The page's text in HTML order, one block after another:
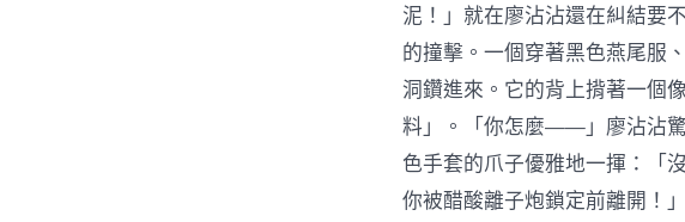
泥！」就在廖沾沾還在糾結要
的撞擊。一個穿著黑色燕尾服
洞鑽進來。它的背上揹著一個
料」。「你怎麼——」廖沾沾
色手套的爪子優雅地一揮：「
你被醋酸離子炮鎖定前離開！